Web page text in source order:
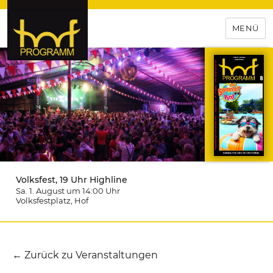
hof-programm – das
Veranstaltungsportal für
Hochfranken
MENÜ
Volksfest, 19 Uhr Highline
Sa. 1. August um 14:00 Uhr
Volksfestplatz , Hof
← Zurück zu Veranstaltungen